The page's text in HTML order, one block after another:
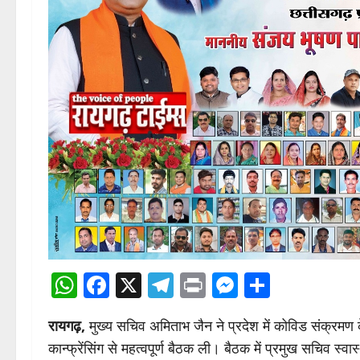
WhatsApp
Facebook
X Telegram
Print Share